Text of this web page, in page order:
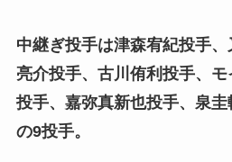
中継ぎ投手は津森宥紀投手
亮介投手、古川侑利投手、
投手、嘉弥真新也投手、泉
の9投手。